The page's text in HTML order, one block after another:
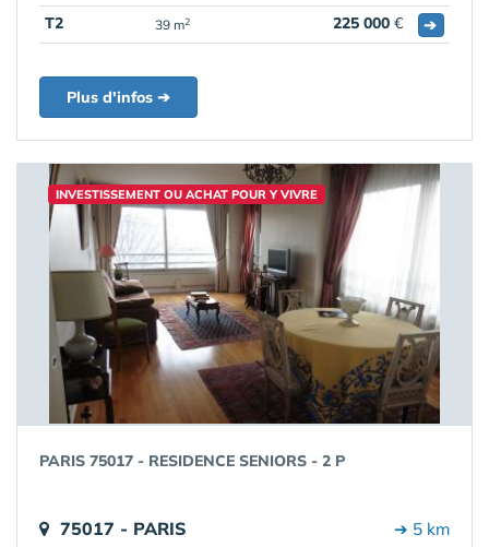
T2 39 m2 225 000 € ➔
Plus d'infos ➔
INVESTISSEMENT OU ACHAT POUR Y VIVRE
PARIS 75017 - RESIDENCE SENIORS - 2 P
75017 - PARIS ➔ 5 km